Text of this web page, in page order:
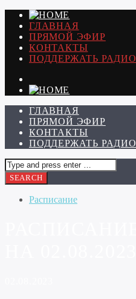
ГЛАВНАЯ
ПРЯМОЙ ЭФИР
КОНТАКТЫ
ПОДДЕРЖАТЬ РАДИО
ГЛАВНАЯ
ПРЯМОЙ ЭФИР
КОНТАКТЫ
ПОДДЕРЖАТЬ РАДИО
Расписание